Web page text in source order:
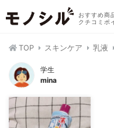
おすすめ商
クチコミポ
TOP スキンケア 乳液
学生
mina